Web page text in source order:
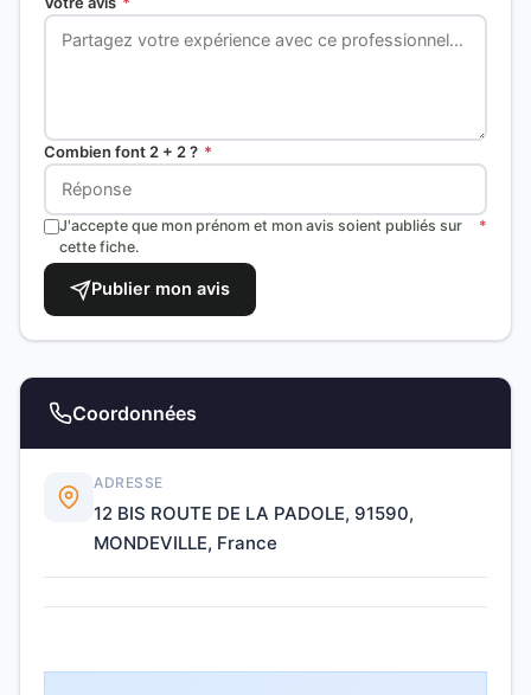
Combien font 2 + 2 ? *
J'accepte que mon prénom et mon avis soient publiés sur
cette fiche.
*
Publier mon avis
Coordonnées
ADRESSE
12 BIS ROUTE DE LA PADOLE, 91590,
MONDEVILLE, France